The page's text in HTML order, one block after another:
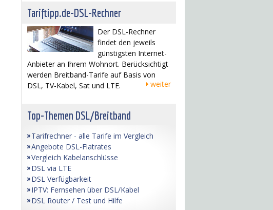
Tariftipp.de-DSL-Rechner
Der DSL-Rechner
findet den jeweils
günstigsten Internet-
Anbieter an Ihrem Wohnort. Berücksichtigt
werden Breitband-Tarife auf Basis von
DSL, TV-Kabel, Sat und LTE.
weiter
Top-Themen DSL/Breitband
Tarifrechner - alle Tarife im Vergleich
Angebote DSL-Flatrates
Vergleich Kabelanschlüsse
DSL via LTE
DSL Verfügbarkeit
IPTV: Fernsehen über DSL/Kabel
DSL Router / Test und Hilfe